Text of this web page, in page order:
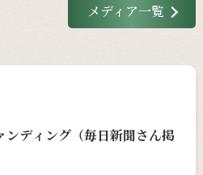
メディア一覧
ディング（毎日新聞さん掲